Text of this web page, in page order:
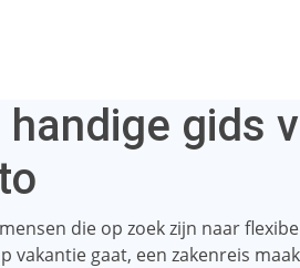
gids
die op zoek zijn naar
gaat, een zakenreis